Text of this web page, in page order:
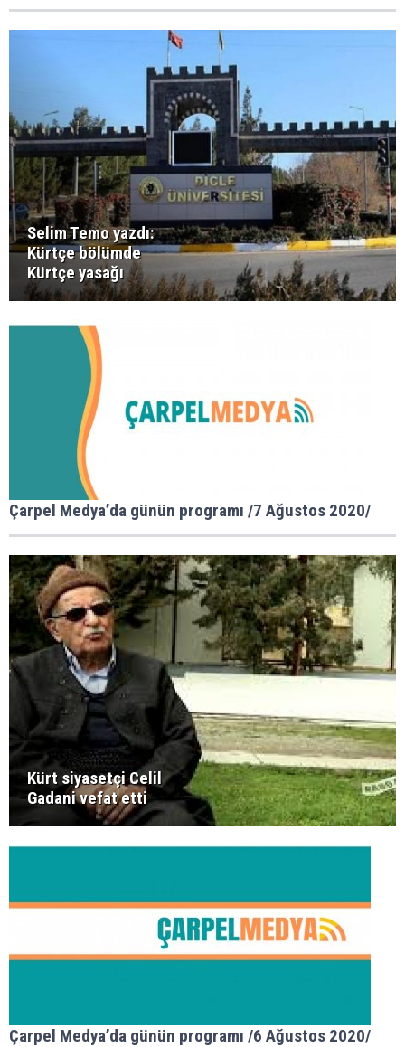
Selim Temo yazdı:
Kürtçe bölümde
Kürtçe yasağı
Çarpel Medya’da günün programı /7 Ağustos 2020/
Kürt siyasetçi Celil
Gadani vefat etti
Çarpel Medya’da günün programı /6 Ağustos 2020/